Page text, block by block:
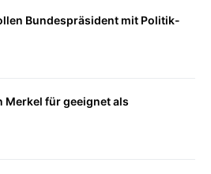
Bundespräsident mit Politik-
Merkel für geeignet als